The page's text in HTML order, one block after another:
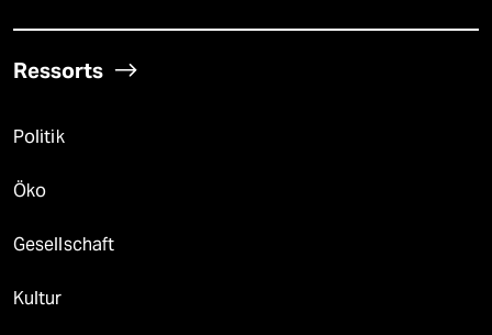
Ressorts
Politik
Öko
Gesellschaft
Kultur